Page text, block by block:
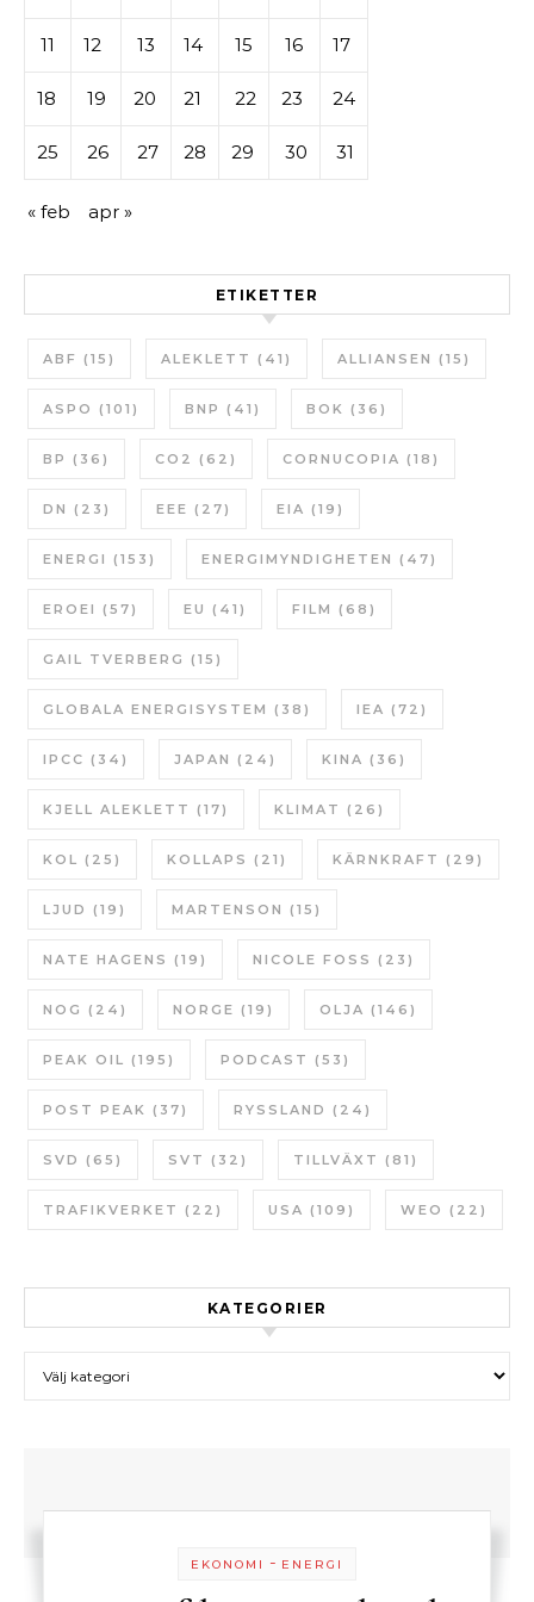
11 12 13 14 15 16 17
18 19 20 21 22 23 24
25 26 27 28 29 30 31
« feb apr »
ETIKETTER
ABF (15) ALEKLETT (41) ALLIANSEN (15)
ASPO (101) BNP (41) BOK (36)
BP (36) CO2 (62) CORNUCOPIA (18)
DN (23) EEE (27) EIA (19)
ENERGI (153) ENERGIMYNDIGHETEN (47)
EROEI (57) EU (41) FILM (68)
GAIL TVERBERG (15)
GLOBALA ENERGISYSTEM (38) IEA (72)
IPCC (34) JAPAN (24) KINA (36)
KJELL ALEKLETT (17) KLIMAT (26)
KOL (25) KOLLAPS (21) KÄRNKRAFT (29)
LJUD (19) MARTENSON (15)
NATE HAGENS (19) NICOLE FOSS (23)
NOG (24) NORGE (19) OLJA (146)
PEAK OIL (195) PODCAST (53)
POST PEAK (37) RYSSLAND (24)
SVD (65) SVT (32) TILLVÄXT (81)
TRAFIKVERKET (22) USA (109) WEO (22)
KATEGORIER
EKONOMI - ENERGI